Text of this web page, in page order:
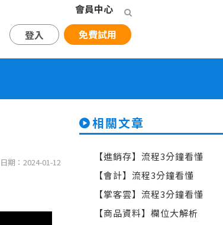
會員中心
登入 免費試用
日期：2024-01-12
相關文章
【進銷存】流程3分鐘看懂
【會計】流程3分鐘看懂
【掌客雲】流程3分鐘看懂
【商品資料】欄位大解析